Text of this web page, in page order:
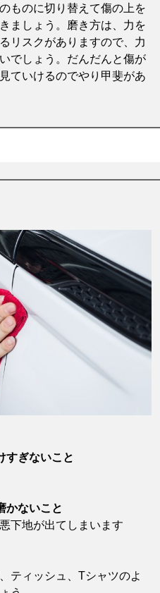
ものに切り替えて傷の上を
ましょう。磨き方は、力を
リスクがありますので、力
でしょう。だんだんと傷が
ていけるのでやり甲斐があ
すぎないこと
かないこと
下地が出てしまいます
ティッシュ、Tシャツのよ